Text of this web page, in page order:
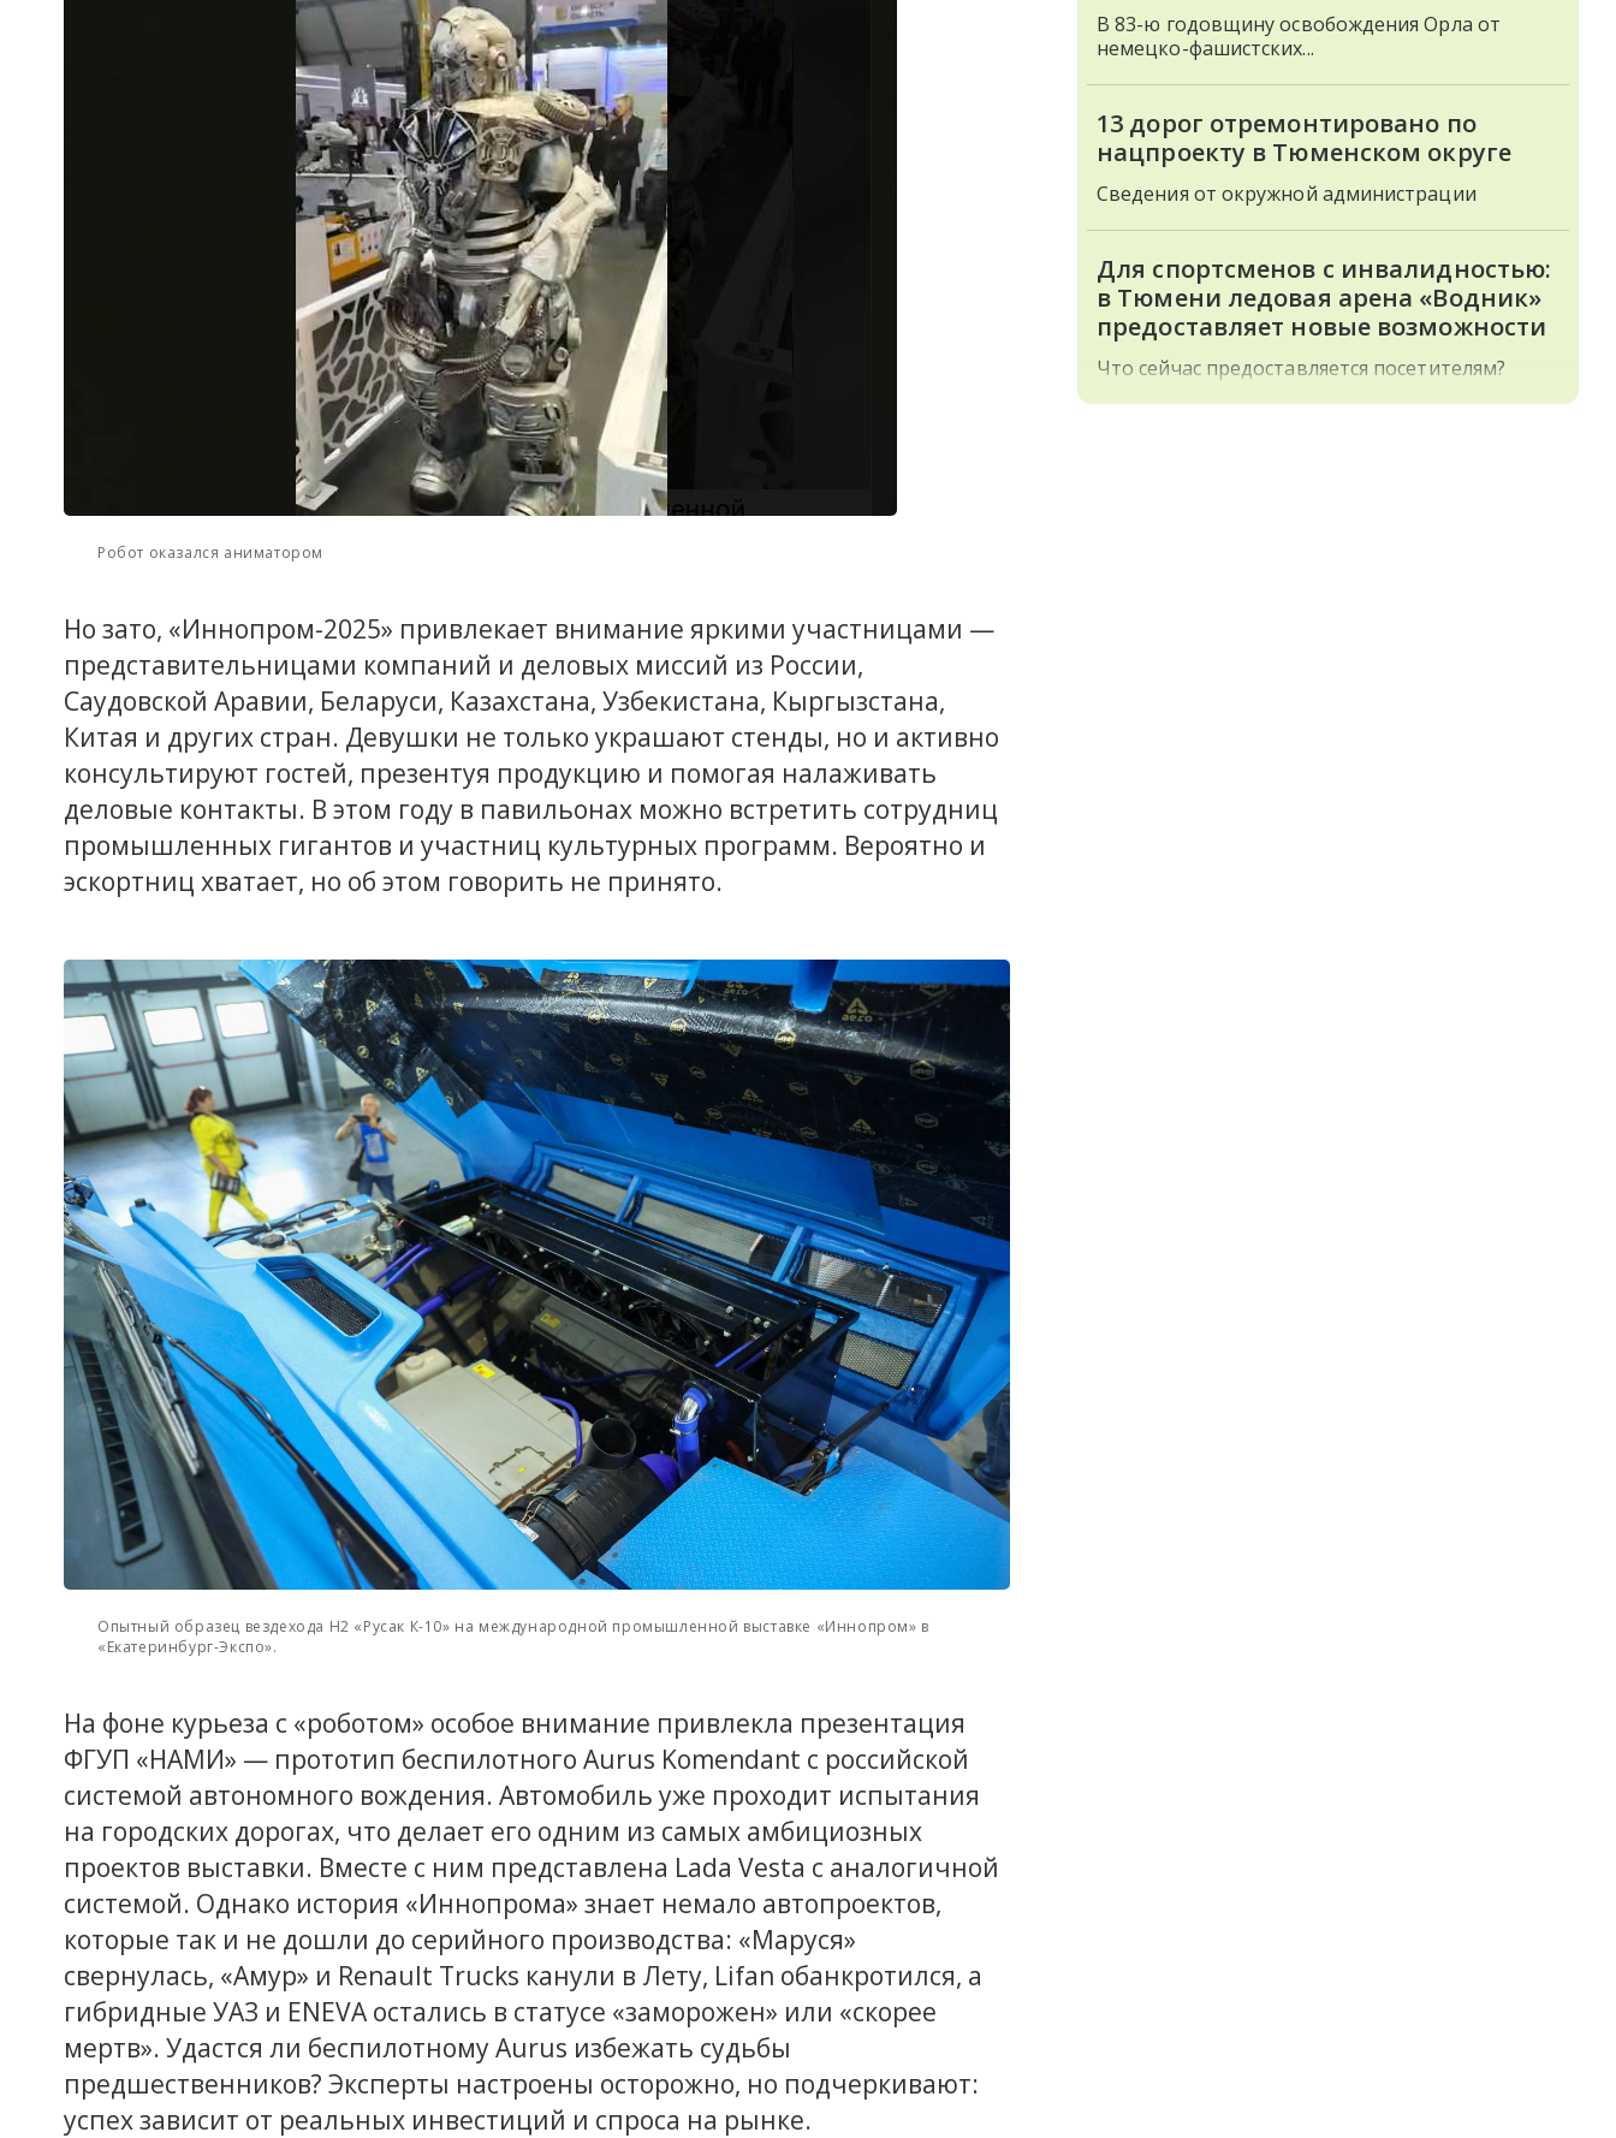
Робот оказался аниматором
Но зато, «Иннопром-2025» привлекает внимание яркими участницами —
представительницами компаний и деловых миссий из России,
Саудовской Аравии, Беларуси, Казахстана, Узбекистана, Кыргызстана,
Китая и других стран. Девушки не только украшают стенды, но и активно
консультируют гостей, презентуя продукцию и помогая налаживать
деловые контакты. В этом году в павильонах можно встретить сотрудниц
промышленных гигантов и участниц культурных программ. Вероятно и
эскортниц хватает, но об этом говорить не принято.
Опытный образец вездехода H2 «Русак К-10» на международной промышленной выставке «Иннопром» в
«Екатеринбург-Экспо».
На фоне курьеза с «роботом» особое внимание привлекла презентация
ФГУП «НАМИ» — прототип беспилотного Aurus Komendant с российской
системой автономного вождения. Автомобиль уже проходит испытания
на городских дорогах, что делает его одним из самых амбициозных
проектов выставки. Вместе с ним представлена Lada Vesta с аналогичной
системой. Однако история «Иннопрома» знает немало автопроектов,
которые так и не дошли до серийного производства: «Маруся»
свернулась, «Амур» и Renault Trucks канули в Лету, Lifan обанкротился, а
гибридные УАЗ и ENEVA остались в статусе «заморожен» или «скорее
мертв». Удастся ли беспилотному Aurus избежать судьбы
предшественников? Эксперты настроены осторожно, но подчеркивают:
успех зависит от реальных инвестиций и спроса на рынке.
В 83-ю годовщину освобождения Орла от
немецко-фашистских...
13 дорог отремонтировано по
нацпроекту в Тюменском округе
Сведения от окружной администрации
Для спортсменов с инвалидностью:
в Тюмени ледовая арена «Водник»
предоставляет новые возможности
Что сейчас предоставляется посетителям?